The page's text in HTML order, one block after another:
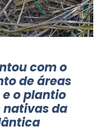
com o
de áreas
o plantio
nativas da